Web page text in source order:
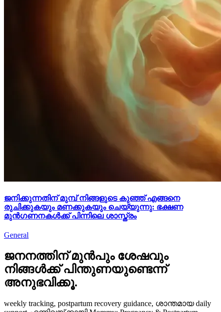
ജനിക്കുന്നതിന് മുമ്പ് നിങ്ങളുടെ കുഞ്ഞ് എങ്ങനെ
രുചിക്കുകയും മണക്കുകയും ചെയ്യുന്നു: ഭക്ഷണ
മുൻഗണനകൾക്ക് പിന്നിലെ ശാസ്ത്രം
General
ജനനത്തിന് മുൻപും ശേഷവും
നിങ്ങള്‍ക്ക് പിന്തുണയുണ്ടെന്ന്
അനുഭവിക്കൂ.
weekly tracking, postpartum recovery guidance, ശാന്തമായ daily